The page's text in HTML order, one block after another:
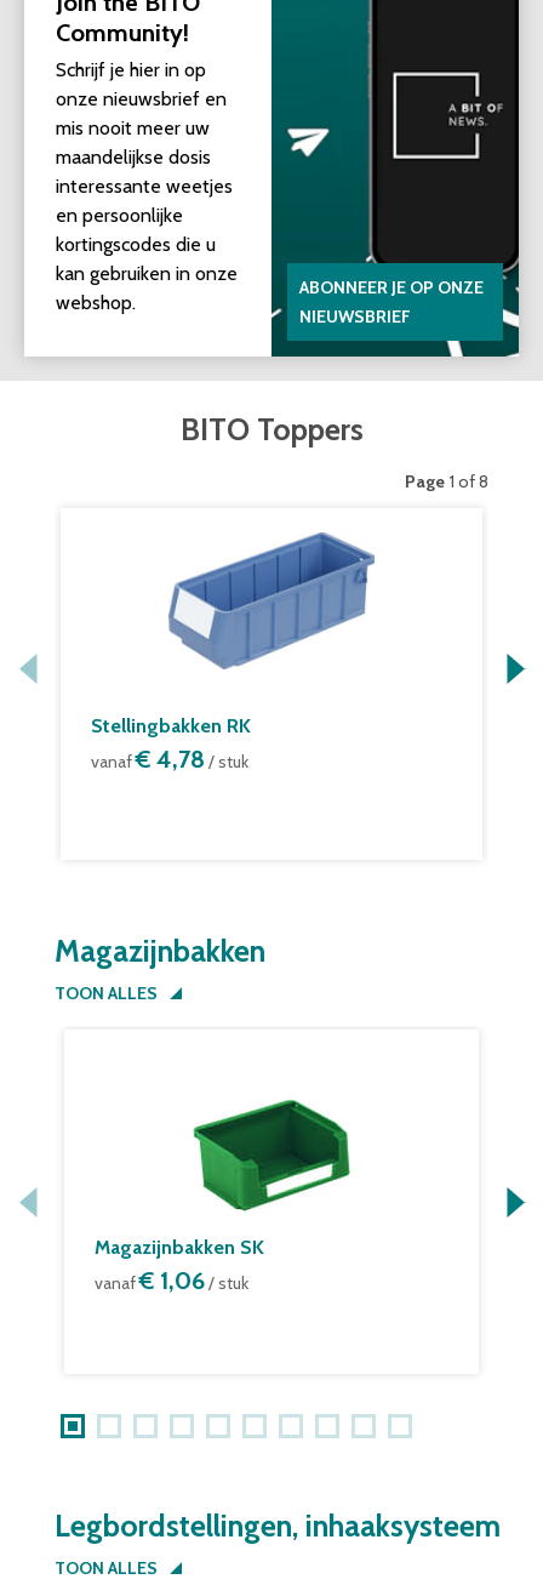
Community!
Schrijf je hier in op
onze nieuwsbrief en
mis nooit meer uw
maandelijkse dosis
interessante weetjes
en persoonlijke
kortingscodes die u
kan gebruiken in onze
webshop.
ABONNEER JE OP ONZE
NIEUWSBRIEF
BITO Toppers
Page 1 of 8
Stellingbakken RK
vanaf€ 4,78 / stuk
Magazijnbakken
TOON ALLES
Magazijnbakken SK
vanaf€ 1,06/ stuk
Legbordstellingen, inhaaksysteem
TOON ALLES